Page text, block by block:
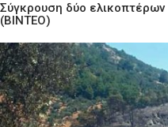
Σύγκρουση δύο
(ΒΙΝΤΕΟ)